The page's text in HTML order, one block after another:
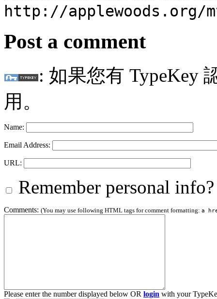
http://applewoods.org/
Post a comment
: 如果您有 TypeKey
用。
Name:
Email Address:
URL:
Remember personal info?
Comments: (You may use following HTML tags for comment formatting: a
Please enter the number displayed below OR login with your